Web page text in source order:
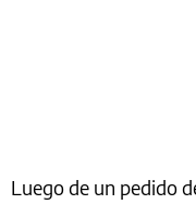
Luego de un pedido